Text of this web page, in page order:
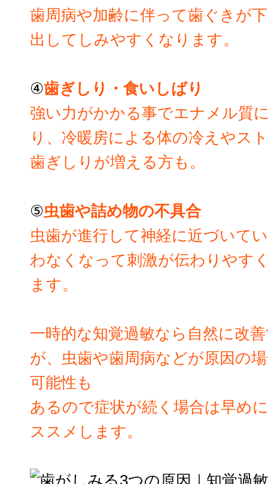
歯周病や加齢に伴って歯ぐきが
出してしみやすくなります。
④歯ぎしり・食いしばり
強い力がかかる事でエナメル質
り、冷暖房による体の冷えやス
歯ぎしりが増える方も。
⑤虫歯や詰め物の不具合
虫歯が進行して神経に近づいて
わなくなって刺激が伝わりやす
ます。
一時的な知覚過敏なら自然に改
が、虫歯や歯周病などが原因の
可能性も
あるので症状が続く場合は早め
ススメします。